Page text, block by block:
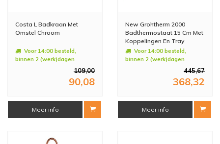
Costa L Badkraan Met
Omstel Chroom
Voor 14:00 besteld,
binnen 2 (werk)dagen
109,00
90,08
Meer info
New Grohtherm 2000
Badthermostaat 15 Cm Met
Koppelingen En Tray
Chroom
Voor 14:00 besteld,
binnen 2 (werk)dagen
445,67
368,32
Meer info